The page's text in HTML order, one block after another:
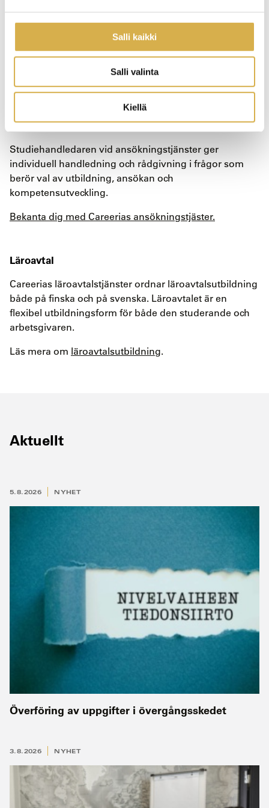
Salli kaikki
Salli valinta
Kiellä
Bekanta dig med vårt hela utbildningsutbud på finska
ansöka till utbildningar kontinuerligt året runt.
Ansökningstjänster
Careerias ansökningstjänster ger handledning och
rådgivning i frågor om Careerias utbildningar.
Studiehandledaren vid ansökningstjänster ger
individuell handledning och rådgivning i frågor som
berör val av utbildning, ansökan och
kompetensutveckling.
Bekanta dig med Careerias ansökningstjäster.
Läroavtal
Careerias läroavtalstjänster ordnar läroavtalsutbildning
både på finska och på svenska. Läroavtalet är en
flexibel utbildningsform för både den studerande och
arbetsgivaren.
Läs mera om läroavtalsutbildning.
Aktuellt
5.8.2026 NYHET
Överföring av uppgifter i övergångsskedet
3.8.2026 NYHET